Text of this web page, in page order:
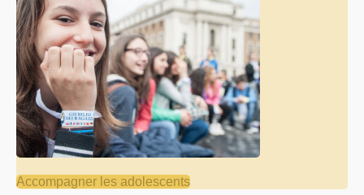
Accompagner les adolescents